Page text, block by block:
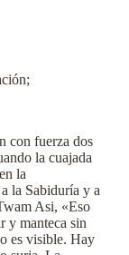
con fuerza dos
la cuajada
la
la Sabiduría y a
Asi, «Eso
y manteca sin
es visible. Hay